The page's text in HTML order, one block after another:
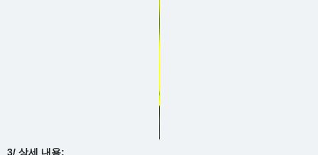
3/ 상세 내용: